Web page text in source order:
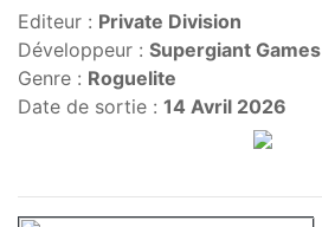
Editeur : Private Division
Développeur : Supergiant Games
Genre : Roguelite
Date de sortie : 14 Avril 2026